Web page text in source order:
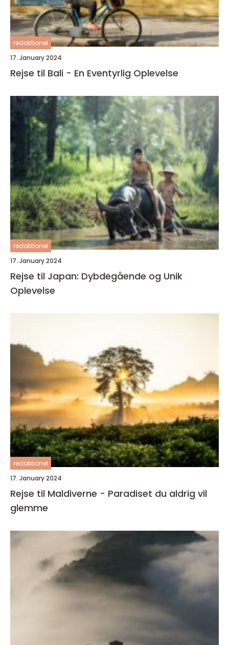
redaktionel
17. January 2024
Rejse til Bali - En Eventyrlig Oplevelse
redaktionel
17. January 2024
Rejse til Japan: Dybdegående og Unik
Oplevelse
redaktionel
17. January 2024
Rejse til Maldiverne - Paradiset du aldrig vil
glemme